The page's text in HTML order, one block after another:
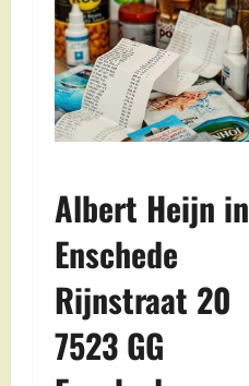
Albert Heijn in
Enschede
Rijnstraat 20
7523 GG